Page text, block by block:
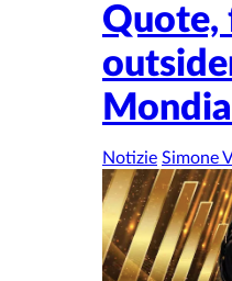
Quote,
Notizie Simone